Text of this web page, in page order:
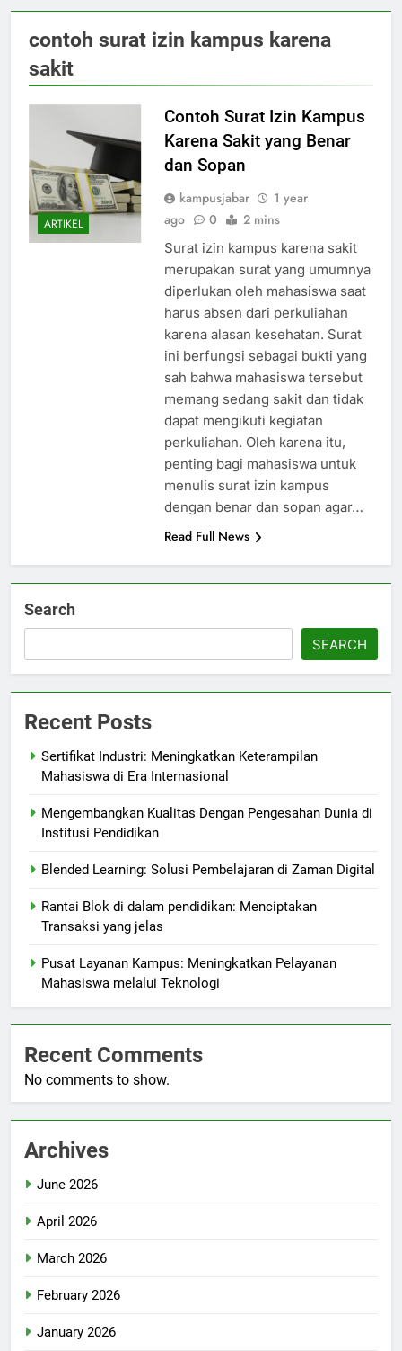
contoh surat izin kampus karena
sakit
ARTIKEL
Contoh Surat Izin Kampus
Karena Sakit yang Benar
dan Sopan
kampusjabar
1 year
ago
0 2 mins
Surat izin kampus karena sakit
merupakan surat yang umumnya
diperlukan oleh mahasiswa saat
harus absen dari perkuliahan
karena alasan kesehatan. Surat
ini berfungsi sebagai bukti yang
sah bahwa mahasiswa tersebut
memang sedang sakit dan tidak
dapat mengikuti kegiatan
perkuliahan. Oleh karena itu,
penting bagi mahasiswa untuk
menulis surat izin kampus
dengan benar dan sopan agar…
Read Full News
Search
SEARCH
Recent Posts
Sertifikat Industri: Meningkatkan Keterampilan
Mahasiswa di Era Internasional
Mengembangkan Kualitas Dengan Pengesahan Dunia di
Institusi Pendidikan
Blended Learning: Solusi Pembelajaran di Zaman Digital
Rantai Blok di dalam pendidikan: Menciptakan
Transaksi yang jelas
Pusat Layanan Kampus: Meningkatkan Pelayanan
Mahasiswa melalui Teknologi
Recent Comments
No comments to show.
Archives
June 2026
April 2026
March 2026
February 2026
January 2026